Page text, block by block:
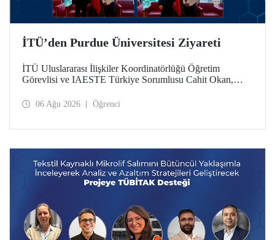
İTÜ’den Purdue Üniversitesi Ziyareti
İTÜ Uluslararası İlişkiler Koordinatörlüğü Öğretim
Görevlisi ve IAESTE Türkiye Sorumlusu Cahit Okan,
Temmuz tarihlerinde ABD’de dünyanın önde gelen
06 Ağu 2026 Öğrenci